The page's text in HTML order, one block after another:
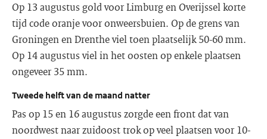
Op 13 augustus gold voor Limburg en Overijssel korte
tijd code oranje voor onweersbuien. Op de grens van
Groningen en Drenthe viel toen plaatselijk 50-60 mm.
Op 14 augustus viel in het oosten op enkele plaatsen
ongeveer 35 mm.
Tweede helft van de maand natter
Pas op 15 en 16 augustus zorgde een front dat van
noordwest naar zuidoost trok op veel plaatsen voor 10-